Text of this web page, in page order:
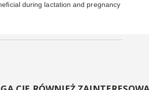
during lactation and pregnancy